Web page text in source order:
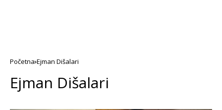
Početna Ejman Dišalari
Ejman Dišalari